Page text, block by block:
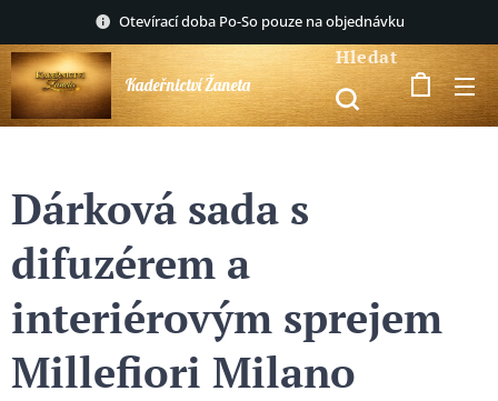
Otevírací doba Po-So pouze na objednávku
Kadeřnictví Žaneta
Hledat
Dárková sada s
difuzérem a
interiérovým sprejem
Millefiori Milano